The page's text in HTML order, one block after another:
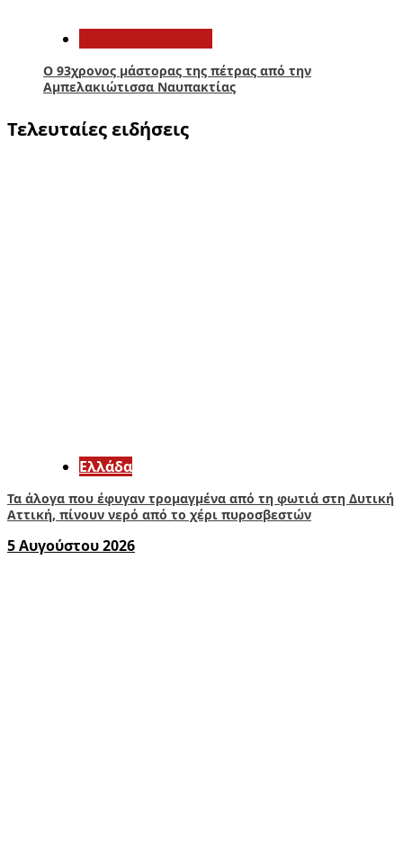
Ο 93χρονος μάστορας της πέτρας από την
Αμπελακιώτισσα Ναυπακτίας
Τελευταίες ειδήσεις
Ελλάδα
Τα άλογα που έφυγαν τρομαγμένα από τη φωτιά στη Δυτική
Αττική, πίνουν νερό από το χέρι πυροσβεστών
5 Αυγούστου 2026